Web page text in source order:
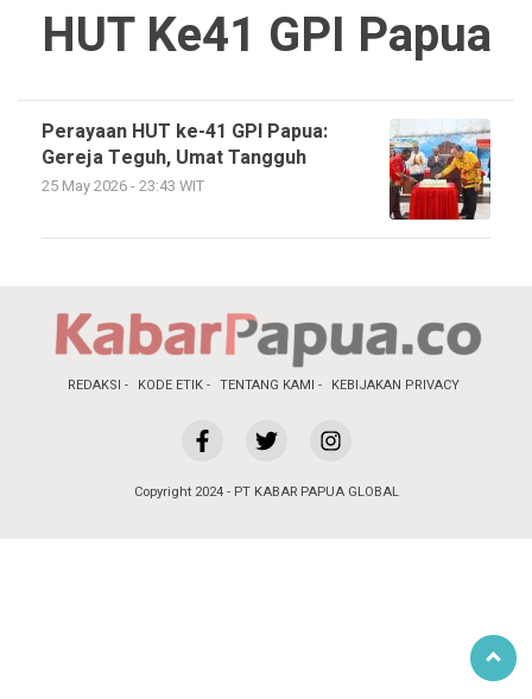
HUT Ke41 GPI Papua
Perayaan HUT ke-41 GPI Papua:
Gereja Teguh, Umat Tangguh
25 May 2026 - 23:43 WIT
REDAKSI KODE ETIK TENTANG KAMI KEBIJAKAN PRIVACY
Copyright 2024 - PT KABAR PAPUA GLOBAL